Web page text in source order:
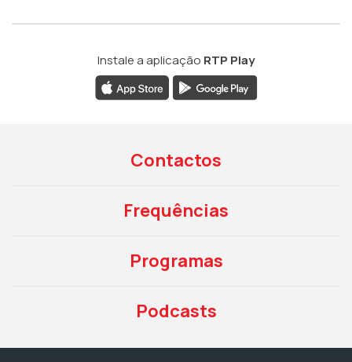
Instale a aplicação RTP Play
Contactos
Frequências
Programas
Podcasts